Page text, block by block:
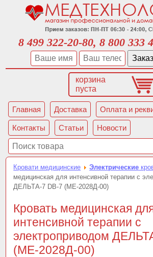
8 499 322-20-80, 8 800 333
корзина
пуста
Главная Доставка Оплата и
Контакты Статьи Новости
Кровати медицинские Электрические
медицинская для интенсивной терапии с
ДЕЛЬТА-7 DB-7 (МЕ-2028Д-00)
Кровать медицинская
интенсивной терапии с
электроприводом
(МЕ-2028Д-00)